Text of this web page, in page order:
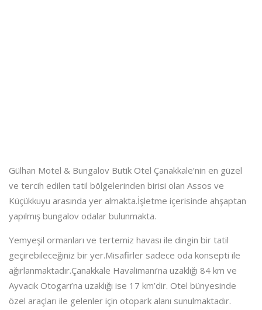
Gülhan Motel & Bungalov Butik Otel Çanakkale’nin en güzel
ve tercih edilen tatil bölgelerinden birisi olan Assos ve
Küçükkuyu arasında yer almakta.İşletme içerisinde ahşaptan
yapılmış bungalov odalar bulunmakta.
Yemyeşil ormanları ve tertemiz havası ile dingin bir tatil
geçirebileceğiniz bir yer.Misafirler sadece oda konsepti ile
ağırlanmaktadır.Çanakkale Havalimanı’na uzaklığı 84 km ve
Ayvacık Otogarı’na uzaklığı ise 17 km’dir. Otel bünyesinde
özel araçları ile gelenler için otopark alanı sunulmaktadır.